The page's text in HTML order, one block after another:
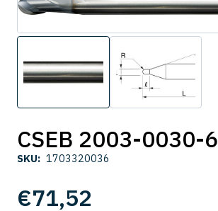
CSEB 2003-0030-6
SKU: 1703320036
€71,52